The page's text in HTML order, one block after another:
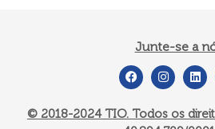
Junte-se a
© 2018-2024TIO. Todos os